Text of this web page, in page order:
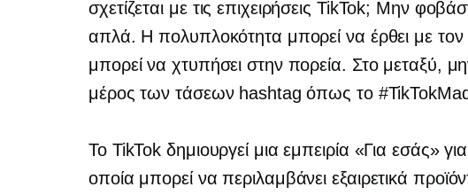
σχετίζεται με τις επιχειρήσεις TikTok; Μην
απλά. Η πολυπλοκότητα μπορεί να έρθει με τον
μπορεί να χτυπήσει στην πορεία. Στο μεταξύ,
μέρος των τάσεων hashtag όπως το
Το TikTok δημιουργεί μια εμπειρία «Για εσάς»
οποία μπορεί να περιλαμβάνει εξαιρετικά